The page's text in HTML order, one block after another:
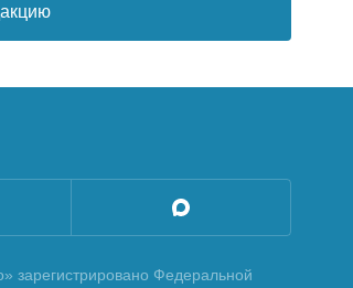
зарегистрировано Федеральной